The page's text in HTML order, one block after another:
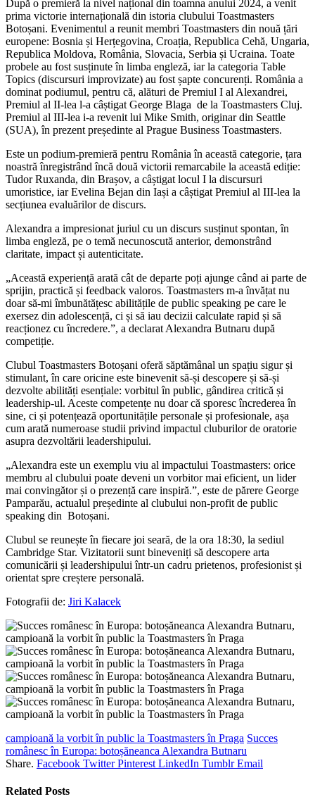
După o premieră la nivel național din toamna anului 2024, a venit
prima victorie internațională din istoria clubului Toastmasters
Botoșani. Evenimentul a reunit membri Toastmasters din nouă țări
europene: Bosnia și Herțegovina, Croația, Republica Cehă, Ungaria,
Republica Moldova, România, Slovacia, Serbia și Ucraina. Toate
probele au fost susținute în limba engleză, iar la categoria Table
Topics (discursuri improvizate) au fost șapte concurenți. România a
dominat podiumul, pentru că, alături de Premiul I al Alexandrei,
Premiul al II-lea l-a câștigat George Blaga de la Toastmasters Cluj.
Premiul al III-lea i-a revenit lui Mike Smith, originar din Seattle
(SUA), în prezent președinte al Prague Business Toastmasters.
Este un podium-premieră pentru România în această categorie, țara
noastră înregistrând încă două victorii remarcabile la această ediție:
Tudor Ruxanda, din Brașov, a câștigat locul I la discursuri
umoristice, iar Evelina Bejan din Iași a câștigat Premiul al III-lea la
secțiunea evaluărilor de discurs.
Alexandra a impresionat juriul cu un discurs susținut spontan, în
limba engleză, pe o temă necunoscută anterior, demonstrând
claritate, impact și autenticitate.
„Această experiență arată cât de departe poți ajunge când ai parte de
sprijin, practică și feedback valoros. Toastmasters m-a învățat nu
doar să-mi îmbunătățesc abilitățile de public speaking pe care le
exersez din adolescență, ci și să iau decizii calculate rapid și să
reacționez cu încredere.”, a declarat Alexandra Butnaru după
competiție.
Clubul Toastmasters Botoșani oferă săptămânal un spațiu sigur și
stimulant, în care oricine este binevenit să-și descopere și să-și
dezvolte abilități esențiale: vorbitul în public, gândirea critică și
leadership-ul. Aceste competențe nu doar că sporesc încrederea în
sine, ci și potențează oportunitățile personale și profesionale, așa
cum arată numeroase studii privind impactul cluburilor de oratorie
asupra dezvoltării leadershipului.
„Alexandra este un exemplu viu al impactului Toastmasters: orice
membru al clubului poate deveni un vorbitor mai eficient, un lider
mai convingător și o prezență care inspiră.”, este de părere George
Pamparău, actualul președinte al clubului non-profit de public
speaking din Botoșani.
Clubul se reunește în fiecare joi seară, de la ora 18:30, la sediul
Cambridge Star. Vizitatorii sunt bineveniți să descopere arta
comunicării și leadershipului într-un cadru prietenos, profesionist și
orientat spre creștere personală.
Fotografii de: Jiri Kalacek
campioană la vorbit în public la Toastmasters în Praga Succes
românesc în Europa: botoșăneanca Alexandra Butnaru
Share. Facebook Twitter Pinterest LinkedIn Tumblr Email
Related Posts